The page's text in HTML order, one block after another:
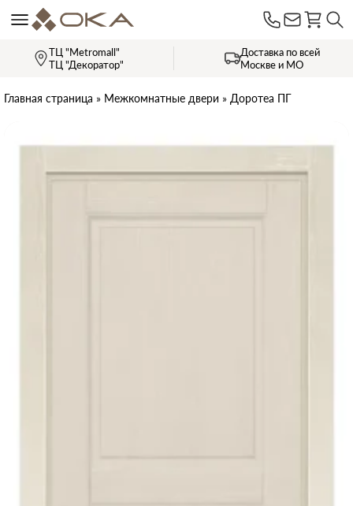
ТЦ "Metromall"
ТЦ "Декоратор"
Доставка по всей
Москве и МО
Главная страница » Межкомнатные двери » Доротеа ПГ